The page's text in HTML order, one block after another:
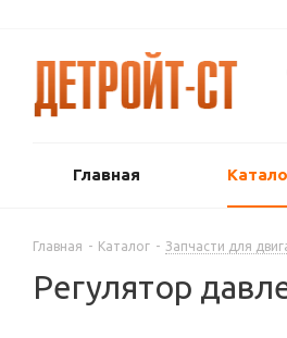
Главная
Главная - Каталог - Запчасти для
Регулятор